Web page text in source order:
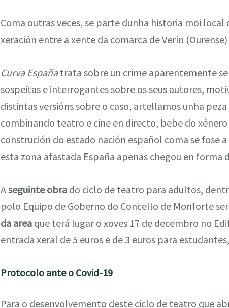
Coma outras veces, se parte dunha historia moi
xeración entre a xente da comarca de Verín
Curva Españatrata sobre un crime aparentemente
sospeitas e interrogantes sobre os seus autores,
distintas versións sobre o caso, artellamos unha
combinando teatro e cine en directo, bebe do
construción do estado nación español coma se fose
esta zona afastada España apenas chegou en
Aseguinte obra do ciclo de teatro para adultos,
polo Equipo de Goberno do Concello de Monforte
da area que terá lugar o xoves 17 de decembro no
entrada xeral de 5 euros e de 3 euros para
Protocolo ante o Covid-19
Para o desenvolvemento deste ciclo de teatro que